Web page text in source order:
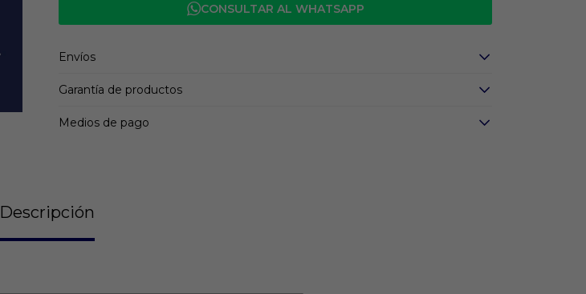
CONSULTAR AL WHATSAPP
Envíos
Garantía de productos
Medios de pago
Descripción